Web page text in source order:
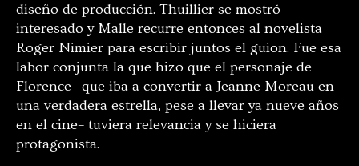
diseño de producción. Thuillier se mostró
interesado y Malle recurre entonces al novelista
Roger Nimier para escribir juntos el guion. Fue esa
labor conjunta la que hizo que el personaje de
Florence –que iba a convertir a Jeanne Moreau en
una verdadera estrella, pese a llevar ya nueve años
en el cine– tuviera relevancia y se hiciera
protagonista.